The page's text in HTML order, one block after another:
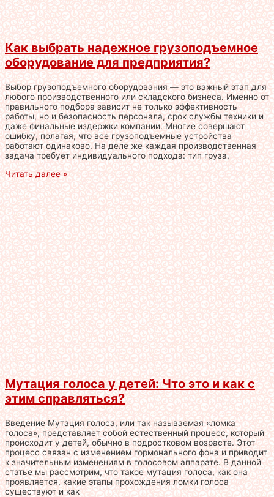
Как выбрать надежное грузоподъемное
оборудование для предприятия?
Выбор грузоподъемного оборудования — это важный этап для
любого производственного или складского бизнеса. Именно от
правильного подбора зависит не только эффективность
работы, но и безопасность персонала, срок службы техники и
даже финальные издержки компании. Многие совершают
ошибку, полагая, что все грузоподъемные устройства
работают одинаково. На деле же каждая производственная
задача требует индивидуального подхода: тип груза,
Читать далее »
Мутация голоса у детей: Что это и как с
этим справляться?
Введение Мутация голоса, или так называемая «ломка
голоса», представляет собой естественный процесс, который
происходит у детей, обычно в подростковом возрасте. Этот
процесс связан с изменением гормонального фона и приводит
к значительным изменениям в голосовом аппарате. В данной
статье мы рассмотрим, что такое мутация голоса, как она
проявляется, какие этапы прохождения ломки голоса
существуют и как